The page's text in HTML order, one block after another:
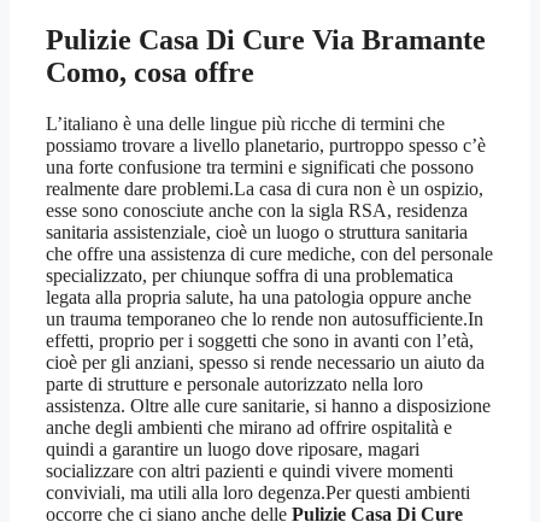
Pulizie Casa Di Cure Via Bramante
Como, cosa offre
L’italiano è una delle lingue più ricche di termini che
possiamo trovare a livello planetario, purtroppo spesso c’è
una forte confusione tra termini e significati che possono
realmente dare problemi.La casa di cura non è un ospizio,
esse sono conosciute anche con la sigla RSA, residenza
sanitaria assistenziale, cioè un luogo o struttura sanitaria
che offre una assistenza di cure mediche, con del personale
specializzato, per chiunque soffra di una problematica
legata alla propria salute, ha una patologia oppure anche
un trauma temporaneo che lo rende non autosufficiente.In
effetti, proprio per i soggetti che sono in avanti con l’età,
cioè per gli anziani, spesso si rende necessario un aiuto da
parte di strutture e personale autorizzato nella loro
assistenza. Oltre alle cure sanitarie, si hanno a disposizione
anche degli ambienti che mirano ad offrire ospitalità e
quindi a garantire un luogo dove riposare, magari
socializzare con altri pazienti e quindi vivere momenti
conviviali, ma utili alla loro degenza.Per questi ambienti
occorre che ci siano anche delle Pulizie Casa Di Cure